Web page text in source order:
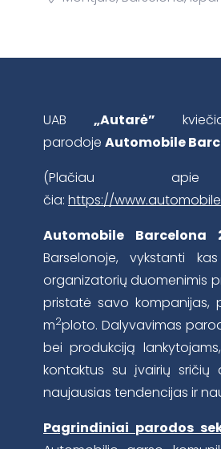
UAB „Autarė”
parodoje Automobile
(Plačiau
čia: https://
Automobile Barcelona
Barselonoje, vykstanti
organizatorių duomenimis
pristatė savo kompanijas,
m2ploto. Dalyvavimas
bei produkciją
kontaktus su įvairių sričių
naujausias tendencijas ir
Pagrindiniai parodos